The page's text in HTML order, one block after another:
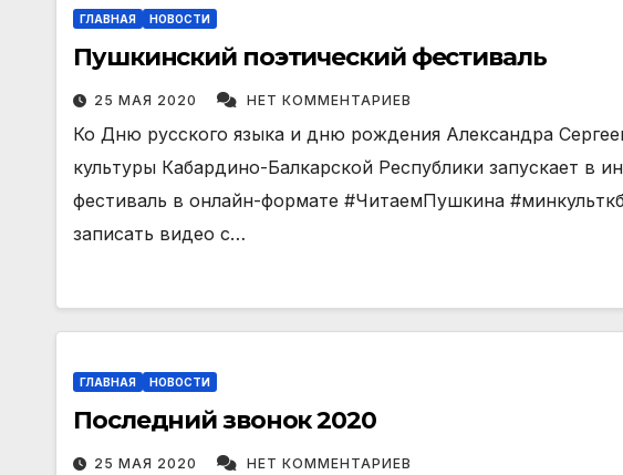
ГЛАВНАЯ НОВОСТИ
Пушкинский поэтический фестиваль
25 МАЯ 2020 НЕТ КОММЕНТАРИЕВ
Ко Дню русского языка и дню рождения Александра
культуры Кабардино-Балкарской Республики запускает в
фестиваль в онлайн-формате #ЧитаемПушкина
записать видео с…
ГЛАВНАЯ НОВОСТИ
Последний звонок 2020
25 МАЯ 2020 НЕТ КОММЕНТАРИЕВ